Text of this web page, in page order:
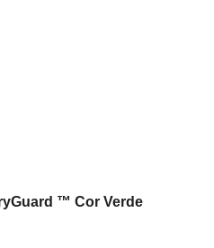
™ Cor Verde